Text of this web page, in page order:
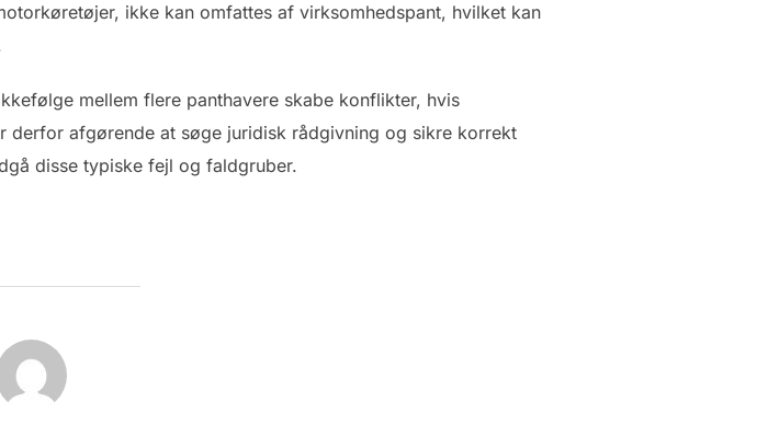
ikke kan omfattes af virksomhedspant, hvilket kan
mellem flere panthavere skabe konflikter, hvis
derfor afgørende at søge juridisk rådgivning og sikre korrekt
disse typiske fejl og faldgruber.